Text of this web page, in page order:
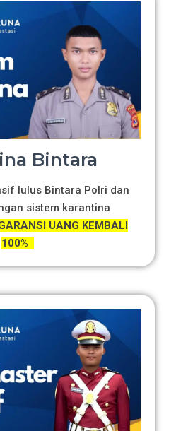
Bintara
lulus Bintara Polri dan
sistem karantina
UANG KEMBALI
100%